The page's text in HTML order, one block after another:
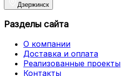
Дзержинск
Разделы сайта
О компании
Доставка и оплата
Реализованные проекты
Контакты